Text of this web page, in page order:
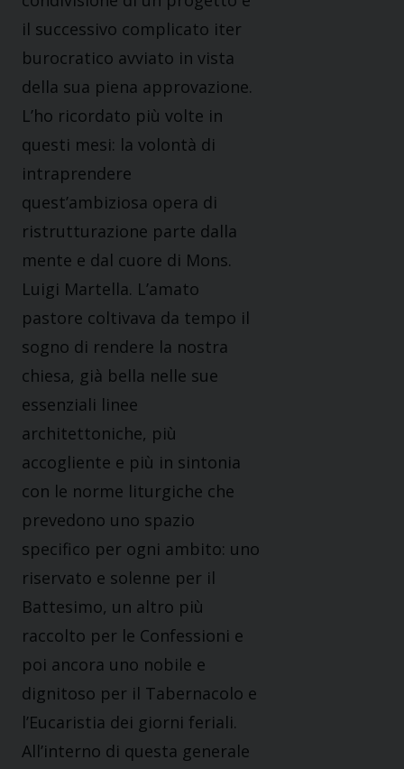
il successivo complicato iter
burocratico avviato in vista
della sua piena approvazione.
L’ho ricordato più volte in
questi mesi: la volontà di
intraprendere
quest’ambiziosa opera di
ristrutturazione parte dalla
mente e dal cuore di Mons.
Luigi Martella. L’amato
pastore coltivava da tempo il
sogno di rendere la nostra
chiesa, già bella nelle sue
essenziali linee
architettoniche, più
accogliente e più in sintonia
con le norme liturgiche che
prevedono uno spazio
specifico per ogni ambito: uno
riservato e solenne per il
Battesimo, un altro più
raccolto per le Confessioni e
poi ancora uno nobile e
dignitoso per il Tabernacolo e
l’Eucaristia dei giorni feriali.
All’interno di questa generale